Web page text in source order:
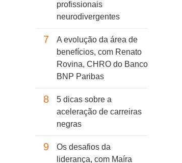
profissionais
neurodivergentes
7
A evolução da área de
benefícios, com Renato
Rovina, CHRO do Banco
BNP Paribas
8
5 dicas sobre a
aceleração de carreiras
negras
9
Os desafios da
liderança, com Maíra